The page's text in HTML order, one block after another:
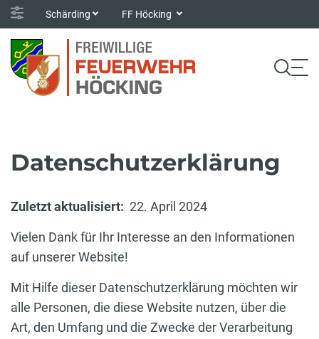
Schärding FF Höcking
Datenschutzerklärung
Zuletzt aktualisiert: 22. April 2024
Vielen Dank für Ihr Interesse an den Informationen
auf unserer Website!
Mit Hilfe dieser Datenschutzerklärung möchten wir
alle Personen, die diese Website nutzen, über die
Art, den Umfang und die Zwecke der Verarbeitung